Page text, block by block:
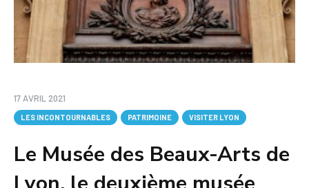
17 AVRIL 2021
LES INCONTOURNABLES PATRIMOINE VISITER LYON
Le Musée des Beaux-Arts de